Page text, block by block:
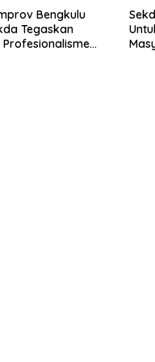
Bengkulu
Tegaskan
Profesionalisme